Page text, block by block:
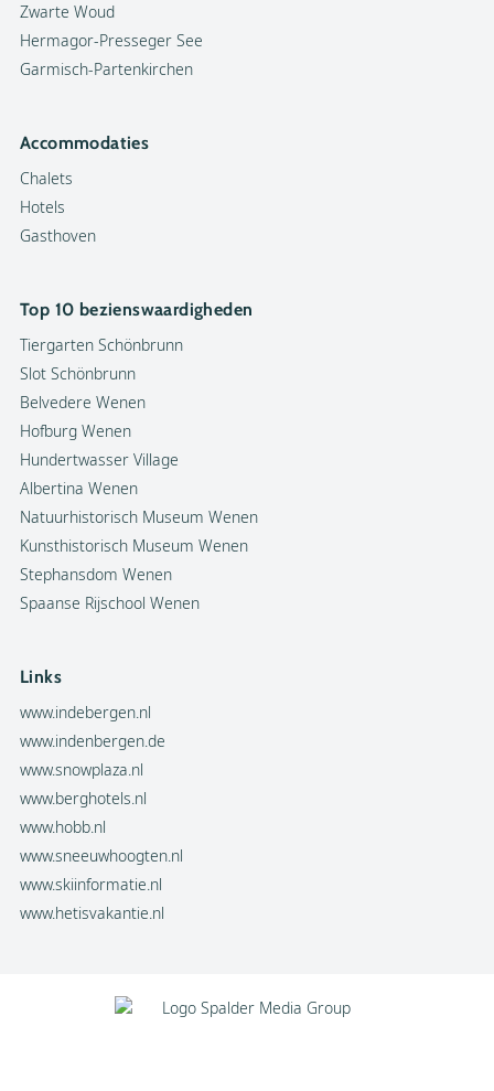
Zwarte Woud
Hermagor-Presseger See
Garmisch-Partenkirchen
Accommodaties
Chalets
Hotels
Gasthoven
Top 10 bezienswaardigheden
Tiergarten Schönbrunn
Slot Schönbrunn
Belvedere Wenen
Hofburg Wenen
Hundertwasser Village
Albertina Wenen
Natuurhistorisch Museum Wenen
Kunsthistorisch Museum Wenen
Stephansdom Wenen
Spaanse Rijschool Wenen
Links
www.indebergen.nl
www.indenbergen.de
www.snowplaza.nl
www.berghotels.nl
www.hobb.nl
www.sneeuwhoogten.nl
www.skiinformatie.nl
www.hetisvakantie.nl